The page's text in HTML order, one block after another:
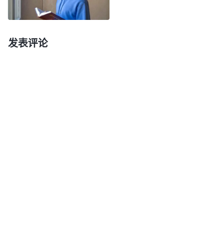
神鉴察人心肺腑，知道我被撒但败坏到什么程度，为
了洁净、变化我，神又摆上新的环境让我去经历。
一年后，上层带领安排我和刘姊妹一起负责五处
发表评论